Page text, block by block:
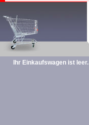
Ihr Einkaufswagen ist leer.